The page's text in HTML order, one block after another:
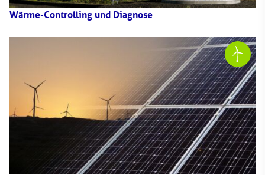
Wärme-Controlling und Diagnose